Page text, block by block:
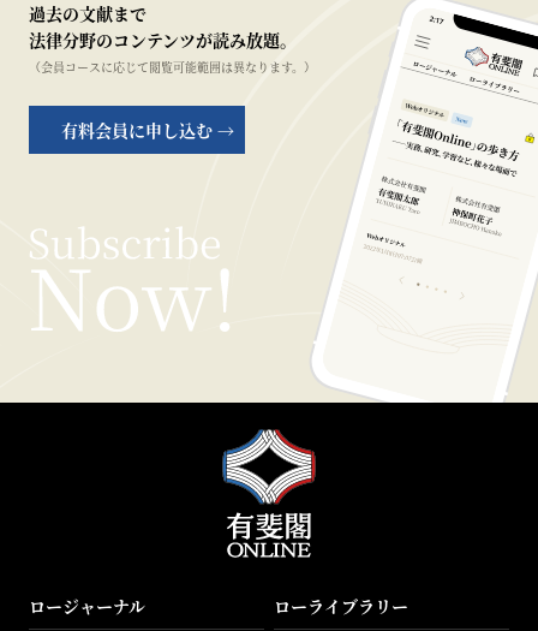
過去の文献まで
法律分野のコンテンツが読み放題。
（会員コースに応じて閲覧可能範囲は異なります。）
有料会員に申し込む →
ロージャーナル ローライブラリー